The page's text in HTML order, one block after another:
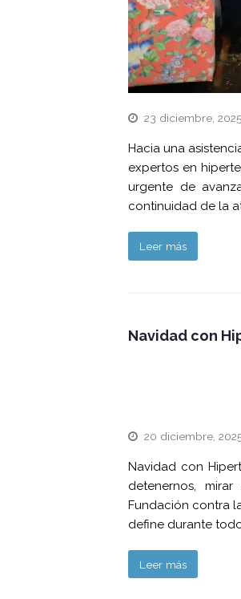
23 diciembre, 2025
Hacia una
expertos en
urgente de
continuidad de la
Leer más
Navidad con
20 diciembre,
Navidad con
detenernos,
Fundación contra
define durante todo
Leer más